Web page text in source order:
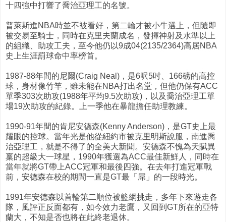
十四強中打響了喬治亞理工的名號。
普萊斯進NBA時並不被看好，第二輪才被小牛選上，但隨即
被交易至騎士，同時在克里夫蘭成名，發揮神射及水準以上
的組織、助攻工夫，至今他仍以9成04(2135/2364)高居NBA
史上生涯罰球命中率榜首。
1987-88年間的尼爾(Craig Neal)，是6呎5吋、166磅的高控
球，身材像竹竿，雖未能在NBA打出名堂，但他仍保有ACC
單季303次助攻(1988年平均9.5次助攻)，以及喬治亞理工單
場19次助攻的紀錄。上一季他在暴龍擔任助理教練。
1990-91年間的肯尼安德森(Kenny Anderson)，是GT史上最
耀眼的控球。當年光是他從紐約市被克里明斯說服，南進喬
治亞理工，就是不得了的全美大新聞。安德森不愧為天賦異
稟的超級大一球星，1990年獲選為ACC最佳新鮮人，同時在
當年就將GT帶上ACC冠軍和最後四強。在去年打進冠軍戰
前，安德森在校的期間一直是GT最「屌」的一段時光。
1991年安德森以首輪第二順位被籃網挑走，多年下來遊走各
隊，風評正反面都有，如今效力老鷹，又回到GT所在的亞特
蘭大，不知是否也將在此終老退休。